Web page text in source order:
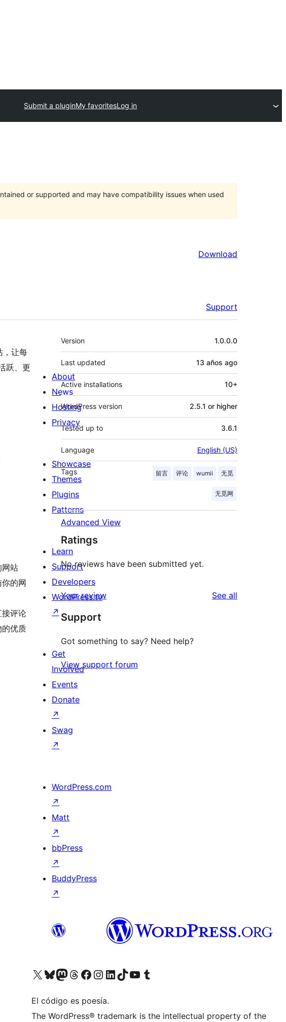
Submit a pluginMy favoritesLog in
or supported and may have compatibility issues when used
Download
Support
，让每
跃、更
网站
的网
评论
优质
Meta
Version 1.0.0.0
Last updated 13 años ago
Active installations 10+
WordPress version 2.5.1 or higher
Tested up to 3.6.1
Language English (US)
Tags 留言 评论 wumii 无觅
无觅网
Advanced View
Ratings
No reviews have been submitted yet.
Your review See all
Support
Got something to say? Need help?
View support forum
About
News
Hosting
Privacy
Showcase
Themes
Plugins
Patterns
Learn
Support
Developers
WordPress.tv
↗
Get
Involved
Events
Donate
↗
Swag
↗
WordPress.com
↗
Matt
↗
bbPress
↗
BuddyPress
↗
Visit our X (formerly Twitter) account
Visit our Bluesky account
Visit our Mastodon account
Visit our Threads account
Visit our Facebook page
Visit our Instagram account
Visit our LinkedIn account
Visit our TikTok account
Visit our YouTube channel
Visit our Tumblr account
El código es poesía.
The WordPress® trademark is the intellectual property of the